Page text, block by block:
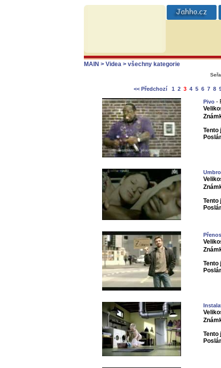
MAIN > Videa > všechny kategorie
<< Předchozí 1 2 3 4 5 6 7 8
Pivo-
Tento
Umbro
Tento
Tento
Tento